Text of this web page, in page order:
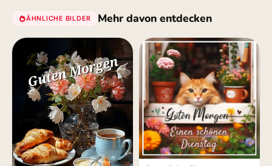
ÄHNLICHE BILDER Mehr davon entdecken